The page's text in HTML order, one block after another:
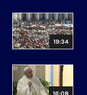
19:34
16:08